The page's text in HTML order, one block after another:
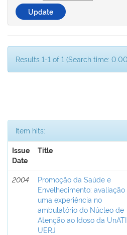
Results 1-1 of 1 (Search time:
Item hits:
Issue
Date
Title
2004
Promoção da Saúde e
Envelhecimento:
uma experiência no
ambulatório do Núcleo de
Atenção ao Idoso da
UERJ